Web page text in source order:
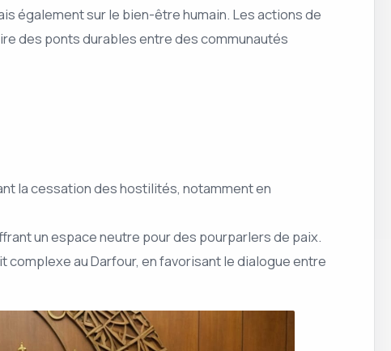
également sur le bien-être humain. Les actions de
des ponts durables entre des communautés
la cessation des hostilités, notamment en
un espace neutre pour des pourparlers de paix.
au Darfour, en favorisant le dialogue entre